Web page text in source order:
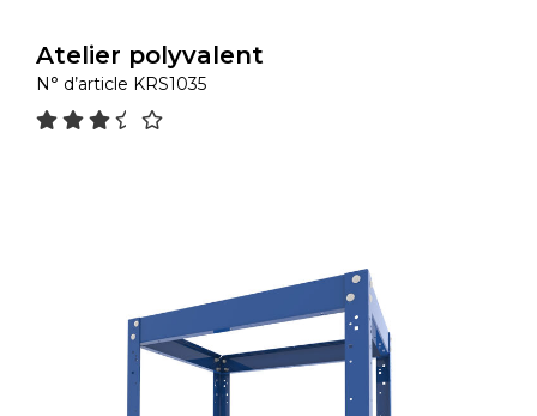
Atelier polyvalent
N° d’article KRS1035